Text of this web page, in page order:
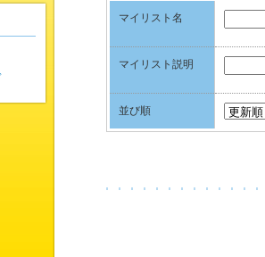
マイリスト名
マイリスト説明
並び順